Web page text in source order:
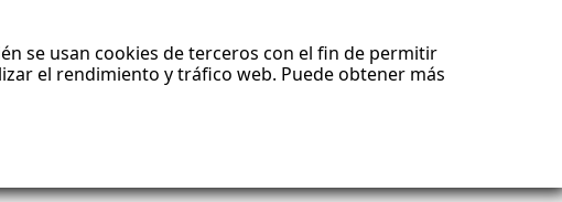
se usan cookies de terceros con el fin de permitir
el rendimiento y tráfico web. Puede obtener más